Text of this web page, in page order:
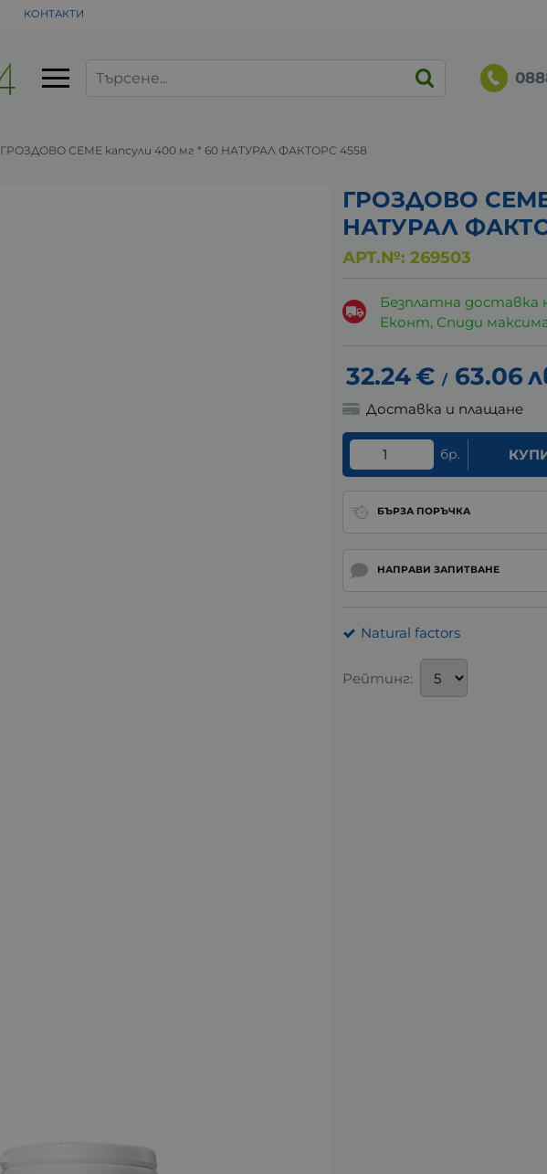
КОНТАКТИ
ГРОЗДОВО СЕМЕ капсули 400 мг * 60 НАТУРАЛ ФАКТОРС 4558
ГРОЗДОВО СЕМЕ
НАТУРАЛ
АРТ.№: 269503
Безплатна доставка
Еконт, Спиди
32.24€ / 63.06
Доставка и плащане
бр.
БЪРЗА ПОРЪЧКА
НАПРАВИ ЗАПИТВАНЕ
Natural factors
Рейтинг: